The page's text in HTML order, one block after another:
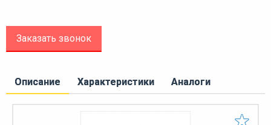
Заказать звонок
Описание Характеристики Аналоги